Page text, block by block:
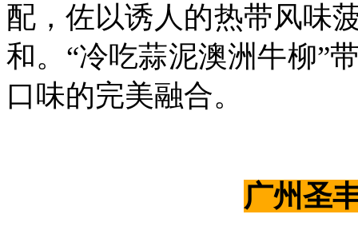
配，佐以诱人的热带风味
和。 “冷吃蒜泥澳洲牛柳”
口味的完美融合。
广州圣